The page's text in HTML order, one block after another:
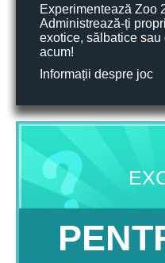
Experimentează Zoo
Administrează-ți
exotice, sălbatice
acum!
Informații despre joc